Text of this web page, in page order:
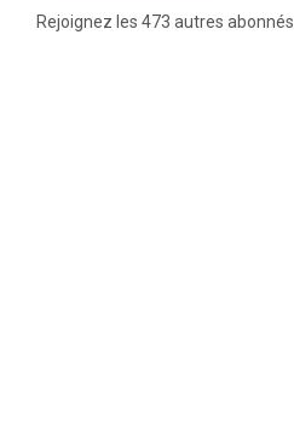
Rejoignez les 473 autres abonnés